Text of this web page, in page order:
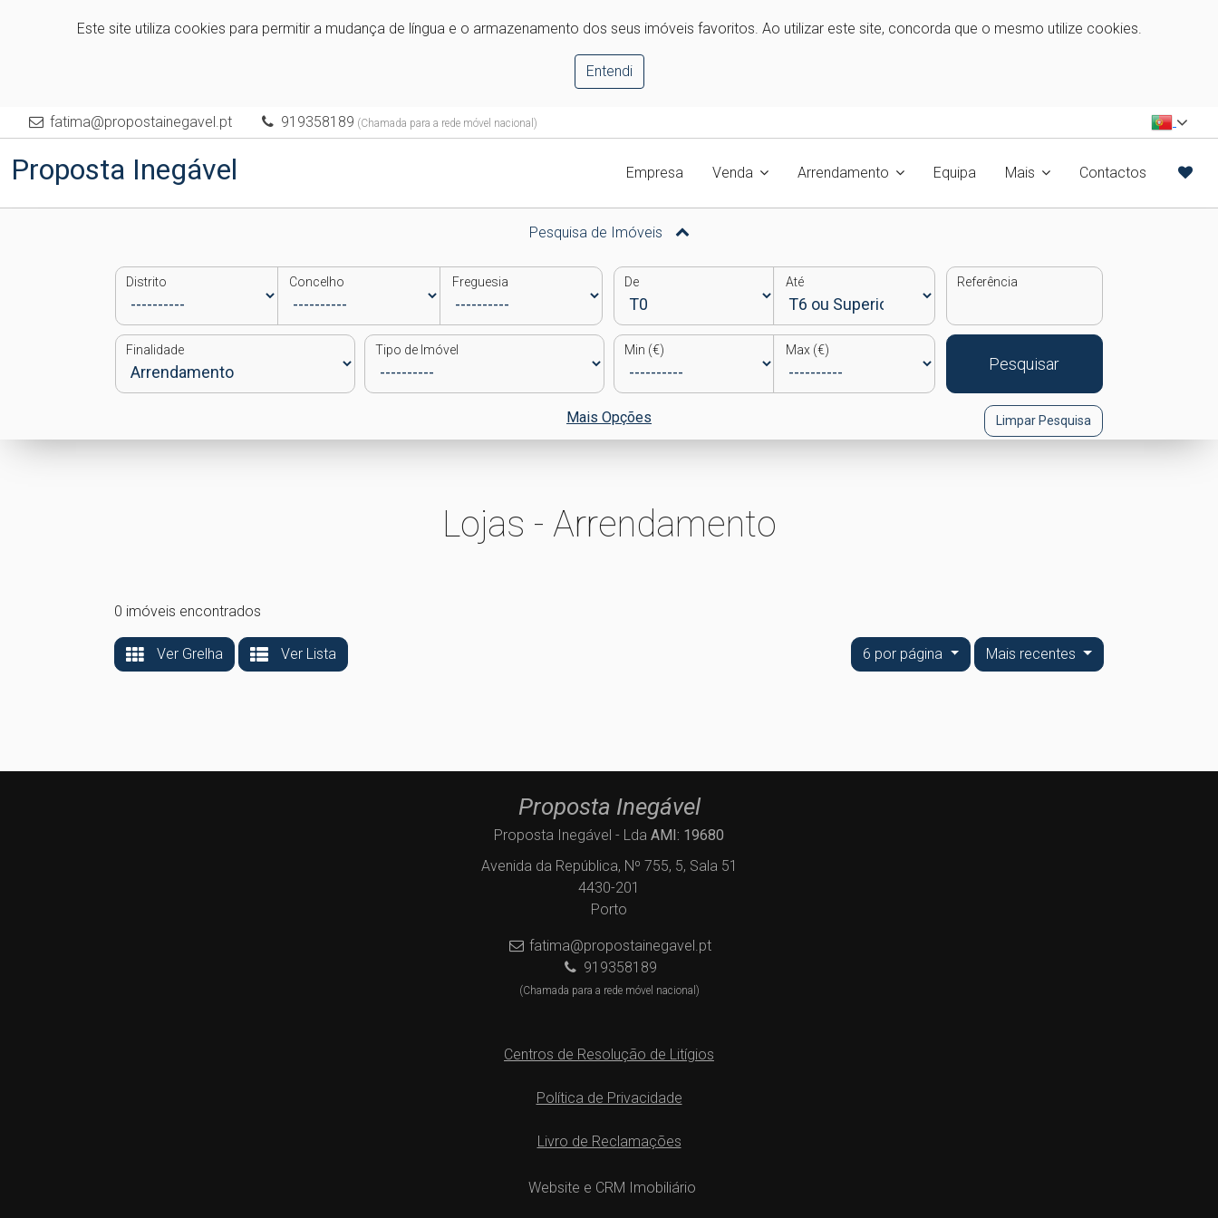
Este site utiliza cookies para permitir a mudança de língua e o armazenamento dos seus imóveis favoritos. Ao utilizar este site, concorda que o mesmo utilize cookies.
Entendi
fatima@propostainegavel.pt 919358189 (Chamada para a rede móvel nacional)
Proposta Inegável Empresa Venda Arrendamento Equipa Mais Contactos
Pesquisa de Imóveis
Distrito Concelho Freguesia De Até Referência
Finalidade Tipo de Imóvel Min (€) Max (€)
Pesquisar
Mais Opções Limpar Pesquisa
Lojas - Arrendamento
0 imóveis encontrados
Ver Grelha Ver Lista 6 por página Mais recentes
Proposta Inegável
Proposta Inegável - Lda AMI: 19680
Avenida da República, Nº 755, 5, Sala 51
4430-201
Porto
fatima@propostainegavel.pt
919358189
(Chamada para a rede móvel nacional)
Centros de Resolução de Litígios
Política de Privacidade
Livro de Reclamações
Website e CRM Imobiliário